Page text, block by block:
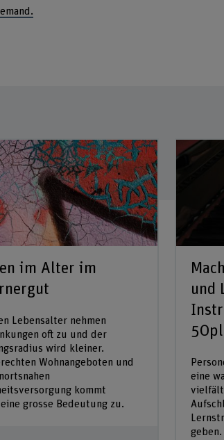
im Alter im
Lebensalter nehmen
oft zu und der
wird kleiner.
Wohnangeboten und
kommt
grosse Bedeutung zu.
und
eine
geben.